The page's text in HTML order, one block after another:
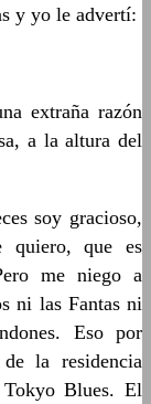
y yo le advertí:
extraña razón
a la altura del
soy gracioso,
quiero, que es
me niego a
ni las Fantas ni
Eso por
la residencia
Blues. El